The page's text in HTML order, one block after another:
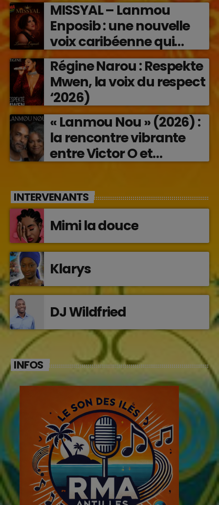
MISSYAL – Lanmou
Enposib : une nouvelle
voix caribéenne qui
transforme les émotions
en musique (2026)
Régine Narou : Respekte
Mwen, la voix du respect
‘2026)
« Lanmou Nou » (2026) :
la rencontre vibrante
entre Victor O et
INTERVENANTS
Mimi la douce
Klarys
DJ Wildfried
INFOS